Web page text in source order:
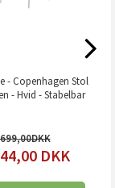
- Copenhagen Stol
- Hvid - Stabelbar
DKK